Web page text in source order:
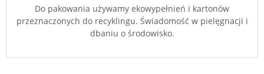
Do pakowania używamy ekowypełnień i kartonów
przeznaczonych do recyklingu. Świadomość w pielęgnacji i
dbaniu o środowisko.